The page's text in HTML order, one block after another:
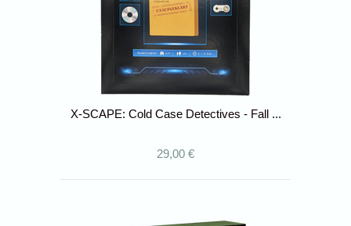
X-SCAPE: Cold Case Detectives - Fall ...
29,00 €